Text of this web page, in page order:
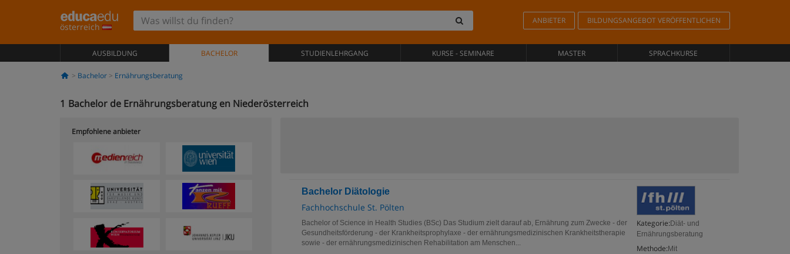
österreich
ANBIETER BILDUNGSANGEBOT VERÖFFENTLICHEN
AUSBILDUNG BACHELOR STUDIENLEHRGANG KURSE - SEMINARE MASTER SPRACHKURSE
Bachelor Ernährungsberatung
1 Bachelor de Ernährungsberatung en Niederösterreich
Bachelor Diätologie
Fachhochschule St. Pölten
Kategorie: Diät- und
Ernährungsberatung
Methode: Mit
Bachelor of Science in Health Studies (BSc) Das Studium zielt darauf ab, Ernährung zum Zwecke - der
Gesundheitsförderung - der Krankheitsprophylaxe - der ernährungsmedizinischen Krankheitstherapie
sowie - der ernährungsmedizinischen Rehabilitation am Menschen...
Empfohlene anbieter